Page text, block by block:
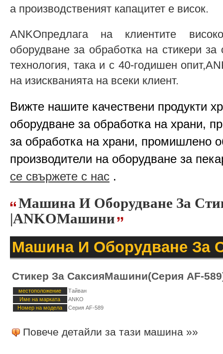
а производственият капацитет е висок.
ANKOпредлага на клиентите
оборудване за обработка на стикери за
технология, така и с 40-годишен
на изискванията на всеки клиент.
Вижте нашите качествени продукти
оборудване за обработка на храни,
за обработка на храни, промишлено
производители на оборудване за
се свържете с нас .
Машина И Оборудване За
|ANKOМашини
Машина И Оборудване За
Стикер За СаксияМашини(Серия AF-
местоположение
Тайван
Име на марката
ANKO
Номер на модела
Серия AF-589
Повече детайли за тази машина »»